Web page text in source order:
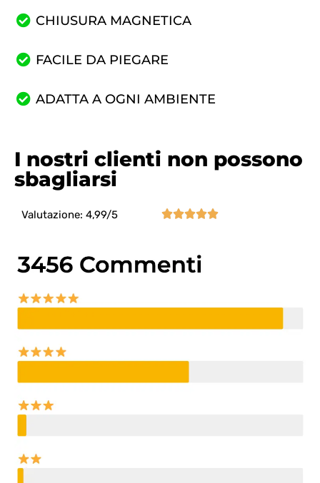
CHIUSURA MAGNETICA
FACILE DA PIEGARE
ADATTA A OGNI AMBIENTE
I nostri clienti non possono
sbagliarsi
Valutazione: 4,99/5 